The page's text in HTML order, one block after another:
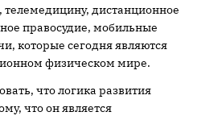
телемедицину, дистанционное
правосудие, мобильные
которые сегодня являются
физическом мире.
что логика развития
что он является